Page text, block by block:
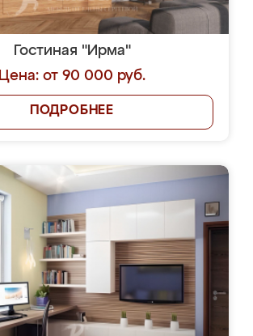
Гостиная "Ирма"
Цена: от 90 000 руб.
ПОДРОБНЕЕ